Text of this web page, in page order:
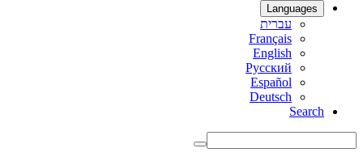
Languages
עברית
Français
English
Русский
Español
Deutsch
Search